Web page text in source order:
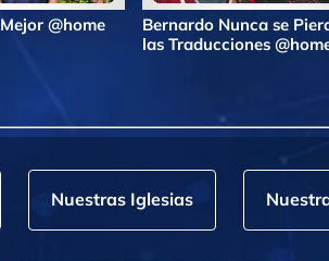
@home
Bernardo Nunca se
las Traducciones
Nuestras Iglesias